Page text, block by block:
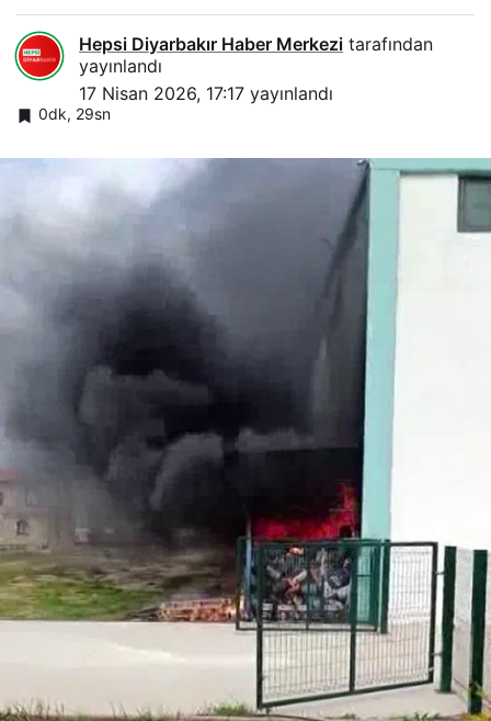
Hepsi Diyarbakır Haber Merkezi tarafından
yayınlandı
17 Nisan 2026, 17:17 yayınlandı
0dk, 29sn